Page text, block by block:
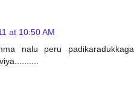
at 10:50 AM
nalu peru padikaradukkaga